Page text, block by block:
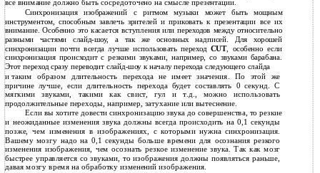
все внимание должно быть сосредоточено на смысле презентации.
Синхронизация изображений с ритмом музыки может быть мощным
инструментом, способным завлечь зрителей и приковать к презентации все их
внимание. Особенно это касается вступления или переходов между относительно
разными частями слайд-шоу, а так же основных надписей. Для хорошей
синхронизации почти всегда лучше использовать переход CUT, особенно если
синхронизация происходит с резкими звуками, например, со звуками барабана.
Этот переход сразу переводит слайд-шоу к началу перехода следующего слайда
и таким образом длительность перехода не имеет значения. По этой же
причине лучше, если длительность перехода будет составлять 0 секунд. С
мягкими звуками, такими как свист, гул и т.д., можно использовать
продолжительные переходы, например, затухание или вытеснение.
Если вы хотите довести синхронизацию звука до совершенства, то резкие
и неожиданные изменения звука должны всегда происходить на 0,1 секунды
позже, чем изменения в изображениях, с которыми нужна синхронизация.
Вашему мозгу надо на 0,1 секунды больше времени для осознания резкого
изменения изображения, чем осознать резкое изменение звука. Так как мозг
быстрее управляется со звуками, то изображения должны появляться раньше,
давая мозгу время на обработку изменений изображения.